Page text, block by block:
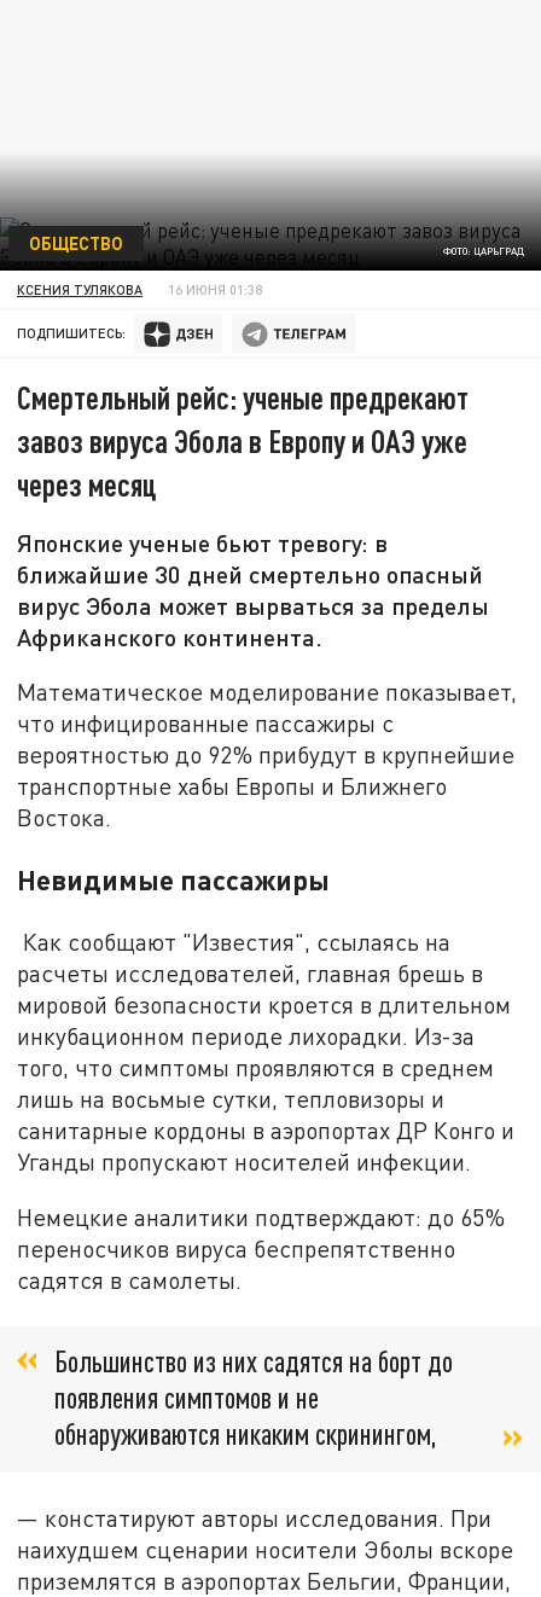
ФОТО: ЦАРЬГРАД
ОБЩЕСТВО
КСЕНИЯ ТУЛЯКОВА 16 ИЮНЯ 01:38
ПОДПИШИТЕСЬ:
Смертельный рейс: ученые предрекают
завоз вируса Эбола в Европу и ОАЭ уже
через месяц
Японские ученые бьют тревогу: в
ближайшие 30 дней смертельно опасный
вирус Эбола может вырваться за пределы
Африканского континента.
Математическое моделирование показывает,
что инфицированные пассажиры с
вероятностью до 92% прибудут в крупнейшие
транспортные хабы Европы и Ближнего
Востока.
Невидимые пассажиры
Как сообщают "Известия", ссылаясь на
расчеты исследователей, главная брешь в
мировой безопасности кроется в длительном
инкубационном периоде лихорадки. Из-за
того, что симптомы проявляются в среднем
лишь на восьмые сутки, тепловизоры и
санитарные кордоны в аэропортах ДР Конго и
Уганды пропускают носителей инфекции.
Немецкие аналитики подтверждают: до 65%
переносчиков вируса беспрепятственно
садятся в самолеты.
Большинство из них садятся на борт до
появления симптомов и не
обнаруживаются никаким скринингом,
— констатируют авторы исследования. При
наихудшем сценарии носители Эболы вскоре
приземлятся в аэропортах Бельгии, Франции,